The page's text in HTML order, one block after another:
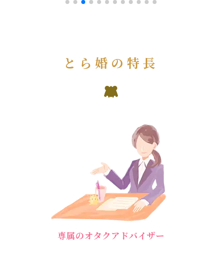
とら婚の特長
専属のオタクアドバイザー